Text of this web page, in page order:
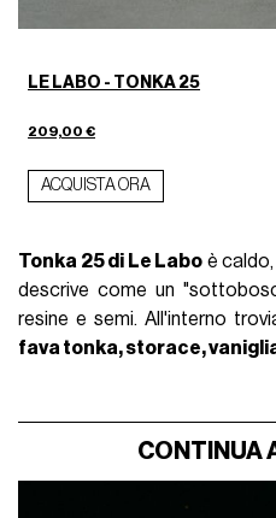
LE LABO - TONKA 25
209,00 €
ACQUISTA ORA
Tonka 25 di Le Labo è
descrive come un
resine e semi. All'interno
fava tonka, storace,
CONTINUA